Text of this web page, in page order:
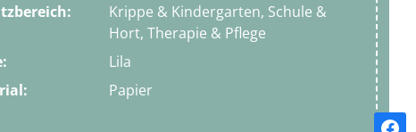
Krippe & Kindergarten, Schule &
Hort, Therapie & Pflege
Lila
Papier